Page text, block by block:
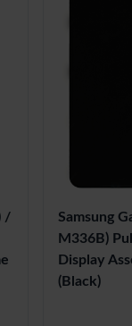
/
Samsung
M336B)
Display
(Black)